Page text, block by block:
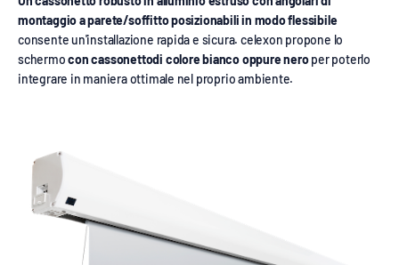
montaggio a parete/soffitto posizionabili in modo flessibile
consente un'installazione rapida e sicura. celexon propone lo
schermocon cassonettodi colore bianco oppure neroper poterlo
integrare in maniera ottimale nel proprio ambiente.